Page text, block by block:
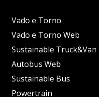
Vado e Torno
Vado e Torno Web
Sustainable Truck&Van
Autobus Web
Sustainable Bus
Powertrain